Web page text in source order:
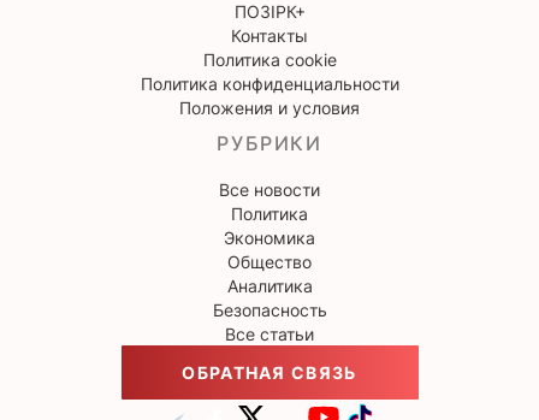
ПОЗІРК+
Контакты
Политика cookie
Политика конфиденциальности
Положения и условия
РУБРИКИ
Все новости
Политика
Экономика
Общество
Аналитика
Безопасность
Все статьи
ОБРАТНАЯ СВЯЗЬ